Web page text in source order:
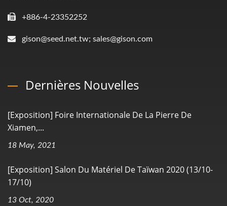
+886-4-23352252
gison@seed.net.tw; sales@gison.com
Dernières Nouvelles
[Exposition] Foire Internationale De La Pierre De
Xiamen,...
18 May, 2021
[Exposition] Salon Du Matériel De Taïwan 2020 (13/10-
17/10)
13 Oct, 2020